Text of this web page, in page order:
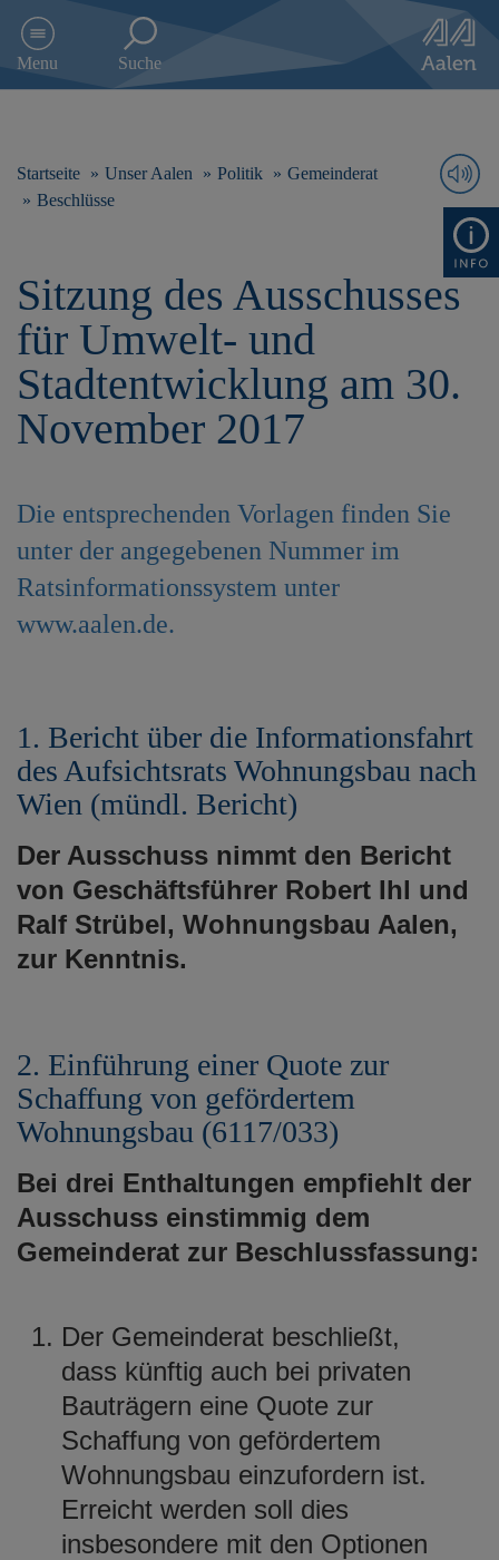
e
Menu Suche
Startseite Unser Aalen Politik
Gemeinderat
Beschlüsse
Sitzung des Ausschusses
für Umwelt- und
Stadtentwicklung am 30.
November 2017
Die entsprechenden Vorlagen finden Sie
unter der angegebenen Nummer im
Ratsinformationssystem unter
www.aalen.de.
1. Bericht über die Informationsfahrt
des Aufsichtsrats Wohnungsbau nach
Wien (mündl. Bericht)
Der Ausschuss nimmt den Bericht
von Geschäftsführer Robert Ihl und
Ralf Strübel, Wohnungsbau Aalen,
zur Kenntnis.
2. Einführung einer Quote zur
Schaffung von gefördertem
Wohnungsbau (6117/033)
Bei drei Enthaltungen empfiehlt der
Ausschuss einstimmig dem
Gemeinderat zur Beschlussfassung:
Der Gemeinderat beschließt,
dass künftig auch bei privaten
Bauträgern eine Quote zur
Schaffung von gefördertem
Wohnungsbau einzufordern ist.
Erreicht werden soll dies
insbesondere mit den Optionen